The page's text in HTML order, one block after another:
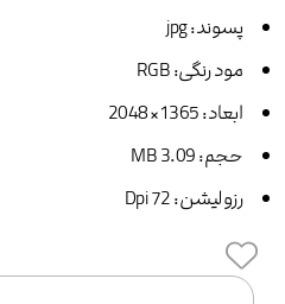
پسوند: jpg
مود رنگی: RGB
ابعاد: 1365× 2048
حجم: 3.09 MB
رزولیشن: 72 Dpi